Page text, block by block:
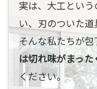
実は、大工という
い、刃のついた道
そんな私たちが包
は切れ味がまった
ください。